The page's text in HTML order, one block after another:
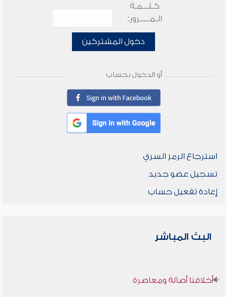
كـلـــمـة
الـمـــــرور:
دخول المشتركين
أو الدخول بحساب
استرجاع الرمز السري
تسجيل عضو جديد
إعادة تفعيل حساب
البث المباشر
أخلاقنا أصالة ومعاصرة